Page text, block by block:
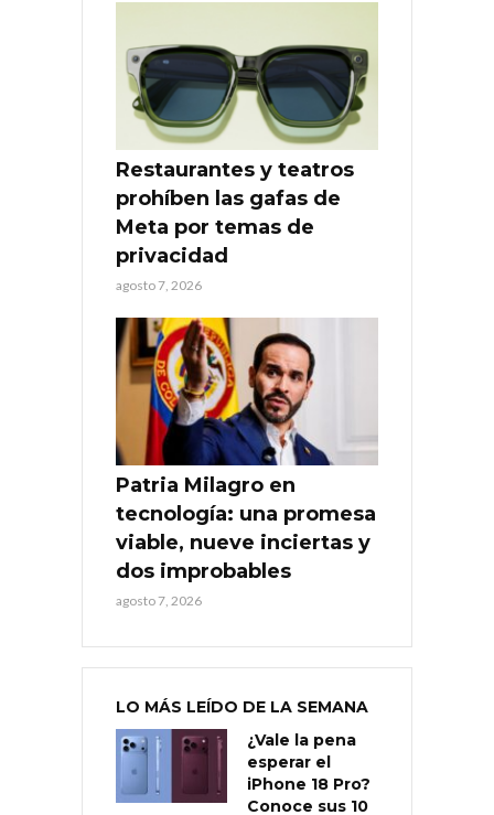
Restaurantes y teatros
prohíben las gafas de
Meta por temas de
privacidad
agosto 7, 2026
Patria Milagro en
tecnología: una promesa
viable, nueve inciertas y
dos improbables
agosto 7, 2026
LO MÁS LEÍDO DE LA SEMANA
¿Vale la pena
esperar el
iPhone 18 Pro?
Conoce sus 10